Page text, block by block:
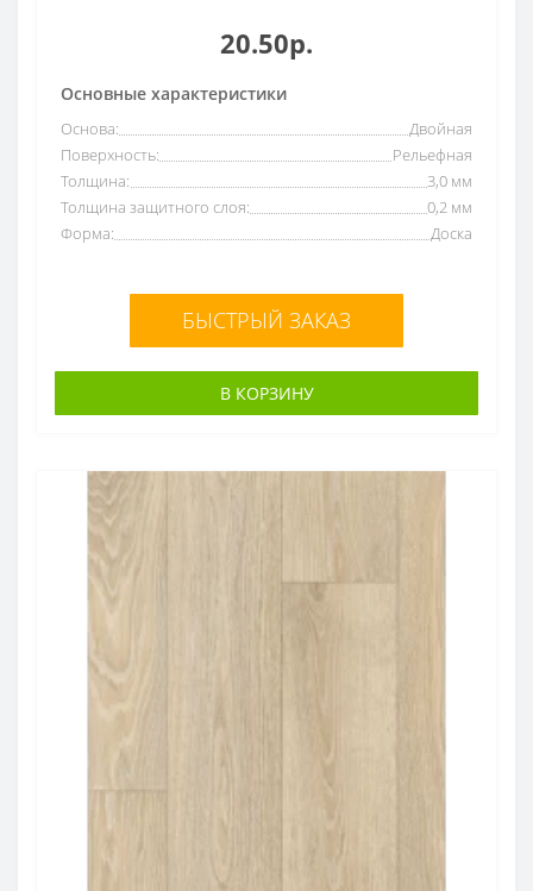
20.50р.
Основные характеристики
Основа:
Двойная
Поверхность:
Рельефная
Толщина:
3,0 мм
Толщина защитного слоя:
0,2 мм
Форма:
Доска
БЫСТРЫЙ ЗАКАЗ
В КОРЗИНУ